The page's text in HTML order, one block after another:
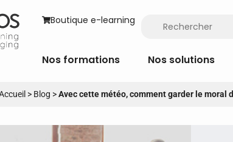
Boutique e-learning
Nos formations Nos solutions
> Blog >Avec cette météo, comment garder le moral